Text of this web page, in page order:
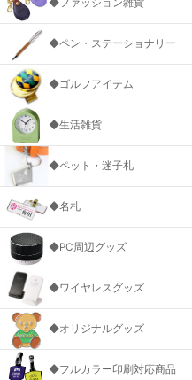
◆ファッション雑貨
◆ペン・ステーショナリー
◆ゴルフアイテム
◆生活雑貨
◆ペット・迷子札
◆名札
◆PC周辺グッズ
◆ワイヤレスグッズ
◆オリジナルグッズ
◆フルカラー印刷対応商品